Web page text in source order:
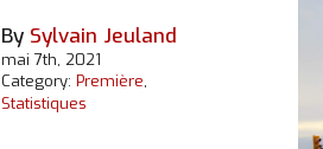
By Sylvain Jeuland
mai 7th, 2021
Category: Première,
Statistiques